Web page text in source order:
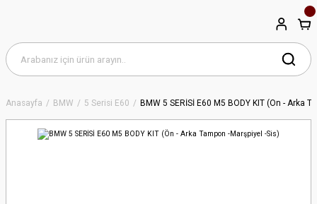
Anasayfa BMW 5 Serisi E60 BMW 5 SERİSİ E60 M5 BODY KIT (Ön - Arka